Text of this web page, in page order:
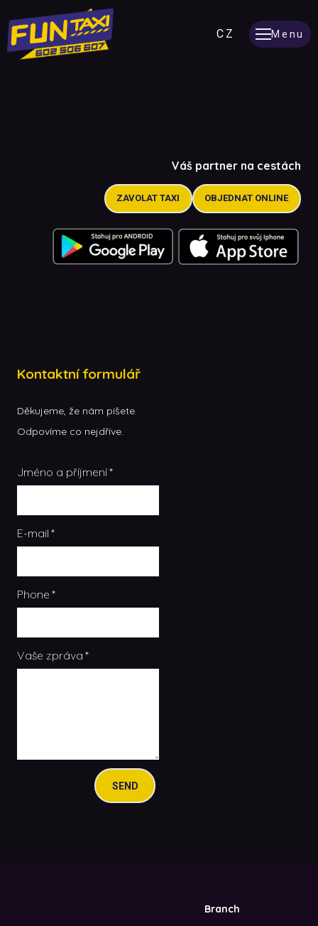
Menu
CZ
EN
Váš partner na cestách
ZAVOLAT TAXI OBJEDNAT ONLINE
Kontaktní formulář
Děkujeme, že nám píšete.
Odpovíme co nejdříve.
Jméno a příjmení*
E-mail *
Phone *
Vaše zpráva *
SEND
Branch